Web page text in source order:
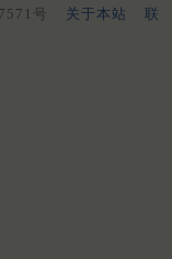
号 关于本站
联